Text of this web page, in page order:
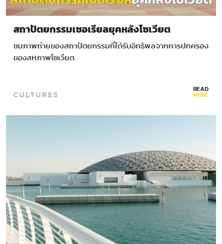
สถาปัตยกรรมเซอเรียลยุคหลังโซเวียต
ชมภาพถ่ายของสถาปัตยกรรมที่ได้รับอิทธิพลจากการปกครอง
ของสหภาพโซเวียต
CULTURES READ
MORE